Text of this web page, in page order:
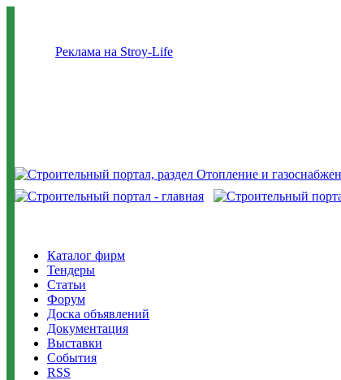
Реклама на Stroy-Life
Каталог фирм
Тендеры
Статьи
Форум
Доска объявлений
Документация
Выставки
События
RSS